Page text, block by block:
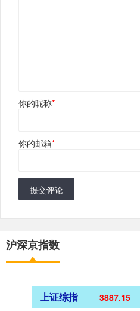
你的昵称*
你的邮箱*
提交评论
沪深京指数
上证综指 3887.15